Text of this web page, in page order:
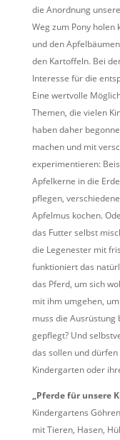
die Anordnung
Weg zum Pony
und den
den Kartoffeln. Bei
Interesse für die
Eine wertvolle
Themen, die vielen
haben daher
machen und mit
experimentieren:
Apfelkerne in die
pflegen,
Apfelmus kochen.
das Futter selbst
die Legenester mit
funktioniert das
das Pferd, um sich
mit ihm umgehen,
muss die Ausrüstung
gepflegt? Und
das sollen und
Kindergarten oder
„Pferde für unsere
Kindergartens
mit Tieren, Hasen,